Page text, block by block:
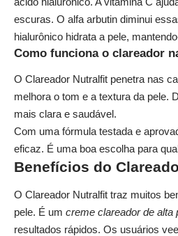
escuras. O alfa arbutin diminui
hialurônico hidrata a pele,
Como funciona o clareador
O Clareador Nutralfit penetra nas
melhora o tom e a textura da pele.
mais clara e saudável.
Com uma fórmula testada e
eficaz. É uma boa escolha para
Benefícios do
O Clareador Nutralfit traz muitos
pele. É um creme clareador de alta
resultados rápidos. Os usuários